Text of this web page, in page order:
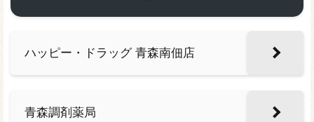
ハッピー・ドラッグ 青森南佃店
青森調剤薬局